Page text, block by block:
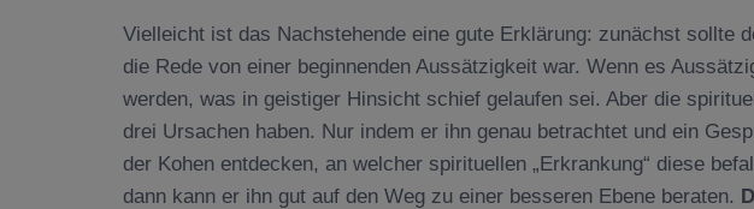
Vielleicht ist das Nachstehende eine gute Erklärung: zunächst sollte
die Rede von einer beginnenden Aussätzigkeit war. Wenn es
werden, was in geistiger Hinsicht schief gelaufen sei. Aber die
drei Ursachen haben. Nur indem er ihn genau betrachtet und ein
der Kohen entdecken, an welcher spirituellen „Erkrankung“ diese
dann kann er ihn gut auf den Weg zu einer besseren Ebene beraten.